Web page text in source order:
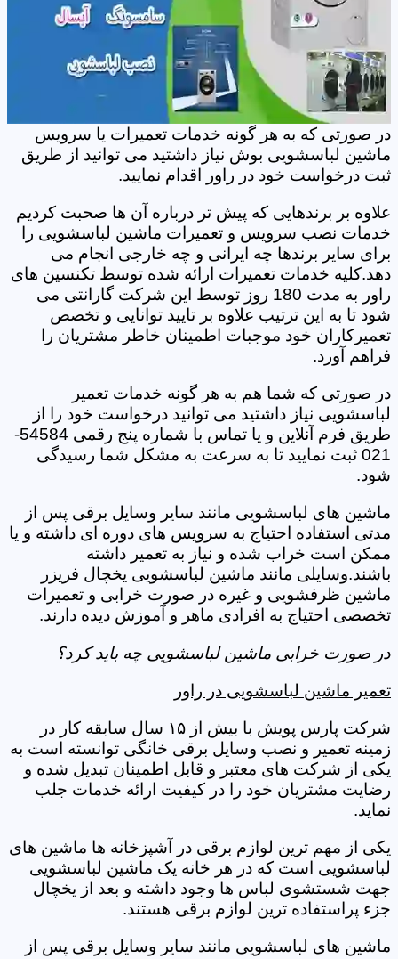
در صورتی که به هر گونه خدمات تعمیرات یا سرویس
ماشین لباسشویی بوش نیاز داشتید می توانید از طریق
ثبت درخواست خود در راور اقدام نمایید.
علاوه بر برندهایی که پیش تر درباره آن ها صحبت کردیم
خدمات نصب سرویس و تعمیرات ماشین لباسشویی را
برای سایر برندها چه ایرانی و چه خارجی انجام می
دهد.کلیه خدمات تعمیرات ارائه شده توسط تکنسین های
راور به مدت 180 روز توسط این شرکت گارانتی می
شود تا به این ترتیب علاوه بر تایید توانایی و تخصص
تعمیرکاران خود موجبات اطمینان خاطر مشتریان را
فراهم آورد.
در صورتی که شما هم به هر گونه خدمات تعمیر
لباسشویی نیاز داشتید می توانید درخواست خود را از
طریق فرم آنلاین و یا تماس با شماره پنج رقمی 54584-
021 ثبت نمایید تا به سرعت به مشکل شما رسیدگی
شود.
ماشین های لباسشویی مانند سایر وسایل برقی پس از
مدتی استفاده احتیاج به سرویس های دوره ای داشته و یا
ممکن است خراب شده و نیاز به تعمیر داشته
باشند.وسایلی مانند ماشین لباسشویی یخچال فریزر
ماشین ظرفشویی و غیره در صورت خرابی و تعمیرات
تخصصی احتیاج به افرادی ماهر و آموزش دیده دارند.
در صورت خرابی ماشین لباسشویی چه باید کرد؟
تعمیر ماشین لباسشویی در راور
شرکت پارس پویش با بیش از ۱۵ سال سابقه کار در
زمینه تعمیر و نصب وسایل برقی خانگی توانسته است به
یکی از شرکت های معتبر و قابل اطمینان تبدیل شده و
رضایت مشتریان خود را در کیفیت ارائه خدمات جلب
نماید.
یکی از مهم ترین لوازم برقی در آشپزخانه ها ماشین های
لباسشویی است که در هر خانه یک ماشین لباسشویی
جهت شستشوی لباس ها وجود داشته و بعد از یخچال
جزء پراستفاده ترین لوازم برقی هستند.
ماشین های لباسشویی مانند سایر وسایل برقی پس از